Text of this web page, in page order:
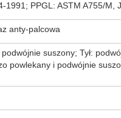
1991; PPGL: ASTM A755/M,
anty-palcowa
suszony; Tył:
powlekany i podwójnie